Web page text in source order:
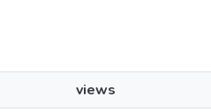
views